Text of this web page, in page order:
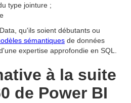
type jointure ;
qu'ils soient débutants ou
sémantiques de données
expertise approfondie en SQL.
à la suite
de Power BI